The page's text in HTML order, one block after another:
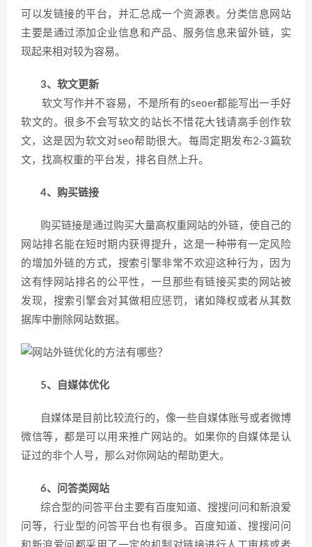
可以发链接的平台，并汇总成一个资源表。分类信息网站
主要是通过添加企业信息和产品、服务信息来留外链，实
现起来相对较为容易。
3、软文更新
软文写作并不容易，不是所有的seoer都能写出一手好
软文的。很多不会写软文的站长不惜花大钱请高手创作软
文，这是因为软文对seo帮助很大。每周定期发布2-3篇软
文，找高权重的平台发，排名自然上升。
4、购买链接
购买链接是通过购买大量高权重网站的外链，使自己的
网站排名能在短时期内获得提升，这是一种带有一定风险
的增加外链的方式，搜索引擎非常不欢迎这种行为，因为
这有悖网站排名的公平性，一旦那些有链接买卖的网站被
发现，搜索引擎会对其做相应惩罚，诸如降权或者从其数
据库中删除网站数据。
5、自媒体优化
自媒体是目前比较流行的，像一些自媒体账号或者微博
微信等，都是可以用来推广网站的。如果你的自媒体是认
证过的非个人号，那么对你网站的帮助更大。
6、问答类网站
综合型的问答平台主要有百度知道、搜搜问问和新浪爱
问等，行业型的问答平台也有很多。百度知道、搜搜问问